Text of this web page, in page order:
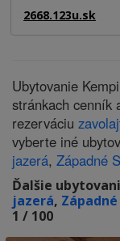
2668.123u.sk
Ubytovanie
stránkach cenník
rezerváciu
vyberte iné
jazerá, Západné
Ďalšie
jazerá,
1 / 100